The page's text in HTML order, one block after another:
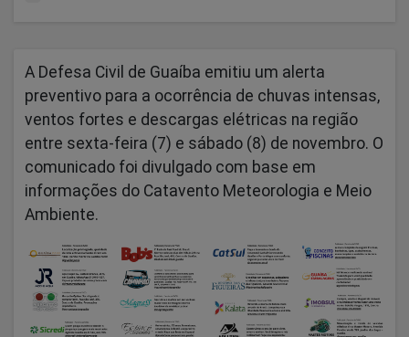
A Defesa Civil de Guaíba emitiu um alerta
preventivo para a ocorrência de chuvas intensas,
ventos fortes e descargas elétricas na região
entre sexta-feira (7) e sábado (8) de novembro. O
comunicado foi divulgado com base em
informações do Catavento Meteorologia e Meio
Ambiente.